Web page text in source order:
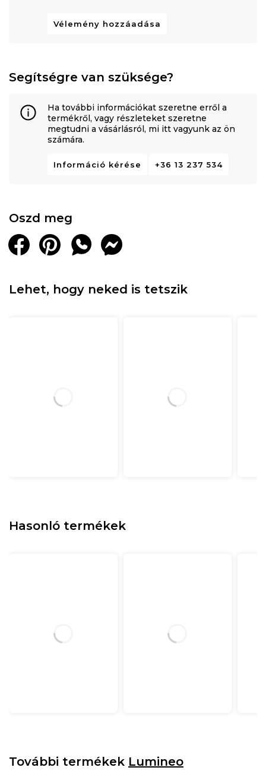
Vélemény hozzáadása
Segítségre van szüksége?
Ha további információkat szeretne erről a
termékről, vagy részleteket szeretne
megtudni a vásárlásról, mi itt vagyunk az ön
számára.
Információ kérése +36 13 237 534
Oszd meg
Lehet, hogy neked is tetszik
Hasonló termékek
További termékek Lumineo